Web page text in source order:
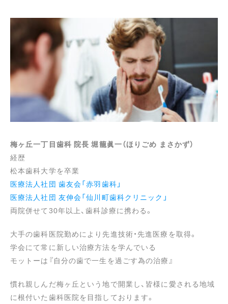
梅ヶ丘一丁目歯科 院長 堀籠眞一（ほりごめ まさかず）
経歴
松本歯科大学を卒業
医療法人社団 歯友会「赤羽歯科」
医療法人社団 友伸会「仙川町歯科クリニック」
両院併せて30年以上、歯科診療に携わる。
大手の歯科医院勤めにより先進技術・先進医療を取得。
学会にて常に新しい治療方法を学んでいる
モットーは『自分の歯で一生を過ごす為の治療』
慣れ親しんだ梅ヶ丘という地で開業し、皆様に愛される地域
に根付いた歯科医院を目指しております。